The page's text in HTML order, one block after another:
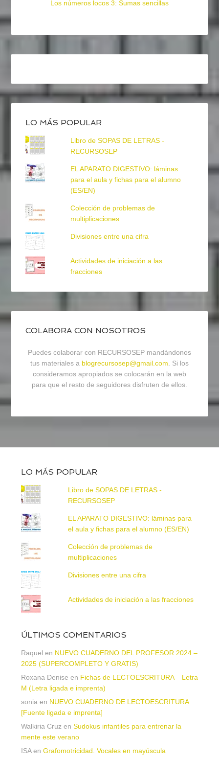
Los números locos 3: Sumas sencillas
LO MÁS POPULAR
Libro de SOPAS DE LETRAS -
RECURSOSEP
EL APARATO DIGESTIVO: láminas
para el aula y fichas para el alumno
(ES/EN)
Colección de problemas de
multiplicaciones
Divisiones entre una cifra
Actividades de iniciación a las
fracciones
COLABORA CON NOSOTROS
Puedes colaborar con RECURSOSEP mandándonos
tus materiales a blogrecursosep@gmail.com. Si los
consideramos apropiados se colocarán en la web
para que el resto de seguidores disfruten de ellos.
LO MÁS POPULAR
Libro de SOPAS DE LETRAS -
RECURSOSEP
EL APARATO DIGESTIVO: láminas para
el aula y fichas para el alumno (ES/EN)
Colección de problemas de
multiplicaciones
Divisiones entre una cifra
Actividades de iniciación a las fracciones
ÚLTIMOS COMENTARIOS
Raquel en NUEVO CUADERNO DEL PROFESOR 2024 –
2025 (SUPERCOMPLETO Y GRATIS)
Roxana Denise en Fichas de LECTOESCRITURA – Letra
M (Letra ligada e imprenta)
sonia en NUEVO CUADERNO DE LECTOESCRITURA
[Fuente ligada e imprenta]
Walkiria Cruz en Sudokus infantiles para entrenar la
mente este verano
ISAen Grafomotricidad. Vocales en mayúscula